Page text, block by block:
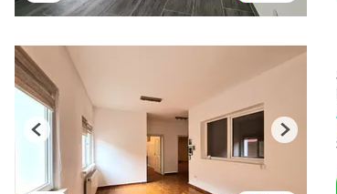
Previous Next